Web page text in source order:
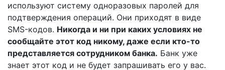
используют систему одноразовых паролей для
подтверждения операций. Они приходят в виде
SMS-кодов. Никогда и ни при каких условиях не
сообщайте этот код никому, даже если кто-то
представляется сотрудником банка. Банк уже
знает этот код и не будет запрашивать его у вас.